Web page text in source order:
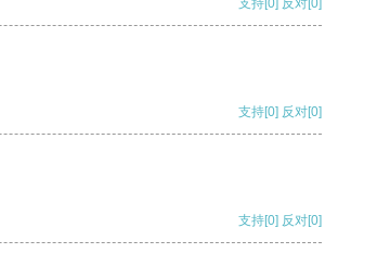
支持[0] 反对[0]
支持[0] 反对[0]
支持[0] 反对[0]